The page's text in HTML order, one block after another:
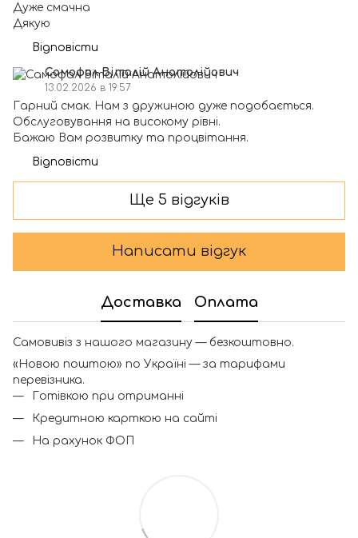
Дуже смачна
Дякую
Відповісти
Самофал Віталій Анатолійович
13.02.2026 в 19:57
Гарний смак. Нам з дружиною дуже подобається.
Обслуговування на високому рівні.
Бажаю Вам розвитку та процвітання.
Відповісти
Ще 5 відгуків
Написати відгук
Доставка Оплата
Самовивіз з нашого магазину — безкоштовно.
«Новою поштою» по Україні — за тарифами
перевізника.
Готівкою при отриманні
Кредитною карткою на сайті
На рахунок ФОП